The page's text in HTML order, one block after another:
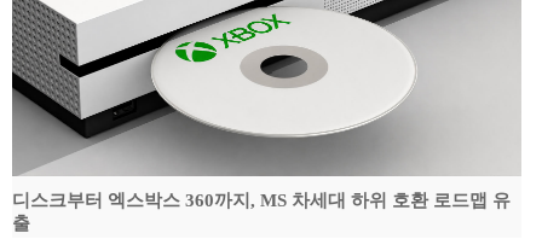
디스크부터 엑스박스 360까지, MS 차세대 하위 호환 로드맵 유
출